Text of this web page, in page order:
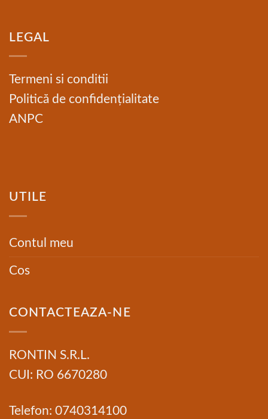
LEGAL
Termeni si conditii
Politică de confidențialitate
ANPC
UTILE
Contul meu
Cos
CONTACTEAZA-NE
RONTIN S.R.L.
CUI: RO 6670280
Telefon: 0740314100